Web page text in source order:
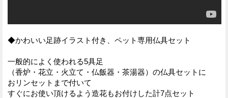
◆かわいい足跡イラスト付き、ペット専用仏具セット
一般的によく使われる5具足
（香炉・花立・火立て・仏飯器・茶湯器）の仏具セットに
おリンセットまで付いて
すぐにお使い頂けるよう造花もお付けした計7点セット